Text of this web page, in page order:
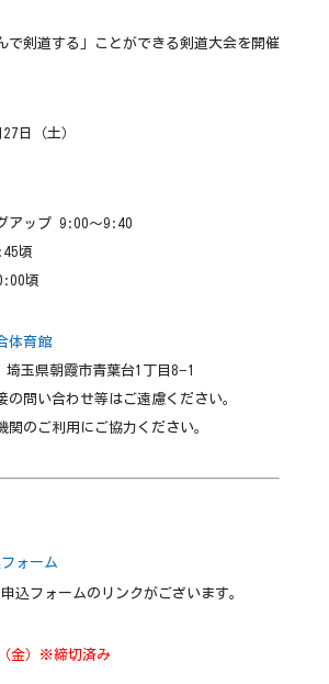
で剣道する」ことができる剣道大会を開催
日（土）
アップ 9:00〜9:40
頃
頃
体育館
玉県朝霞市青葉台1丁目8−1
問い合わせ等はご遠慮ください。
のご利用にご協力ください。
ォーム
申込フォームのリンクがございます。
金） ※締切済み